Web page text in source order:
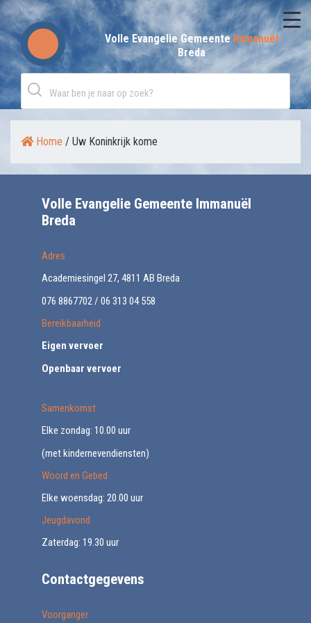
Skip
to
content
Volle Evangelie GemeenteImmanuël
Breda
Home / Uw Koninkrijk kome
Volle Evangelie Gemeente Immanuël
Breda
Adres
Academiesingel 27, 4811 AB Breda
076 8867702 / 06 313 04 558
Bereikbaarheid
Eigen vervoer
Openbaar vervoer
Samenkomst
Elke zondag: 10.00 uur
(met kindernevendiensten)
Woord en Gebed
Elke woensdag: 20.00 uur
Jeugdavond
Zaterdag: 19.30 uur
Contactgegevens
Voorganger